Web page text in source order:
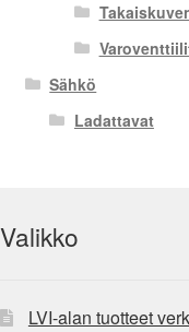
Sähkö
Ladattavat
Valikko
LVI-alan tuotteet